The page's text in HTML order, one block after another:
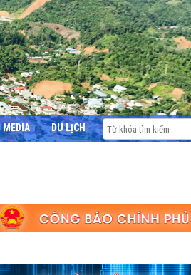
MEDIA DU LỊCH